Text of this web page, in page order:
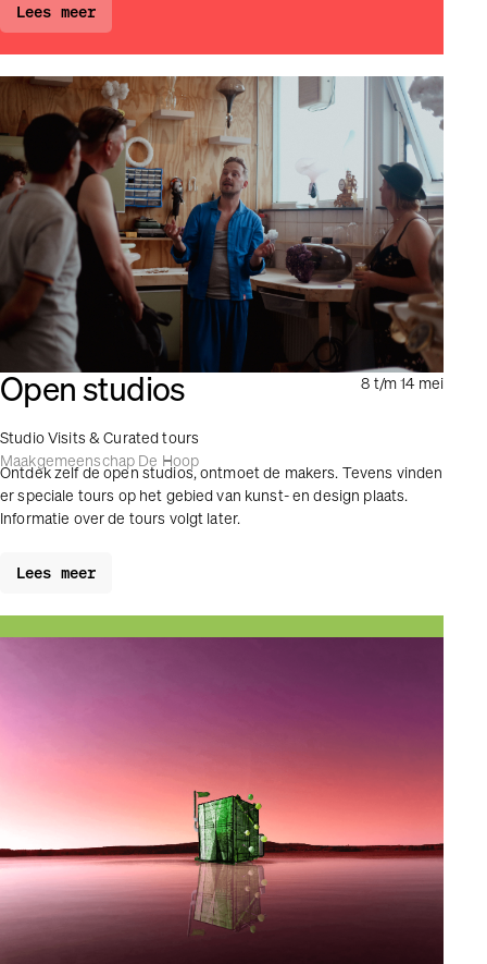
Lees meer
Open studios 8 t/m 14 mei
Studio Visits & Curated tours
Maakgemeenschap De Hoop
Ontdek zelf de open studios, ontmoet de makers. Tevens vinden
er speciale tours op het gebied van kunst- en design plaats.
Informatie over de tours volgt later.
Lees meer